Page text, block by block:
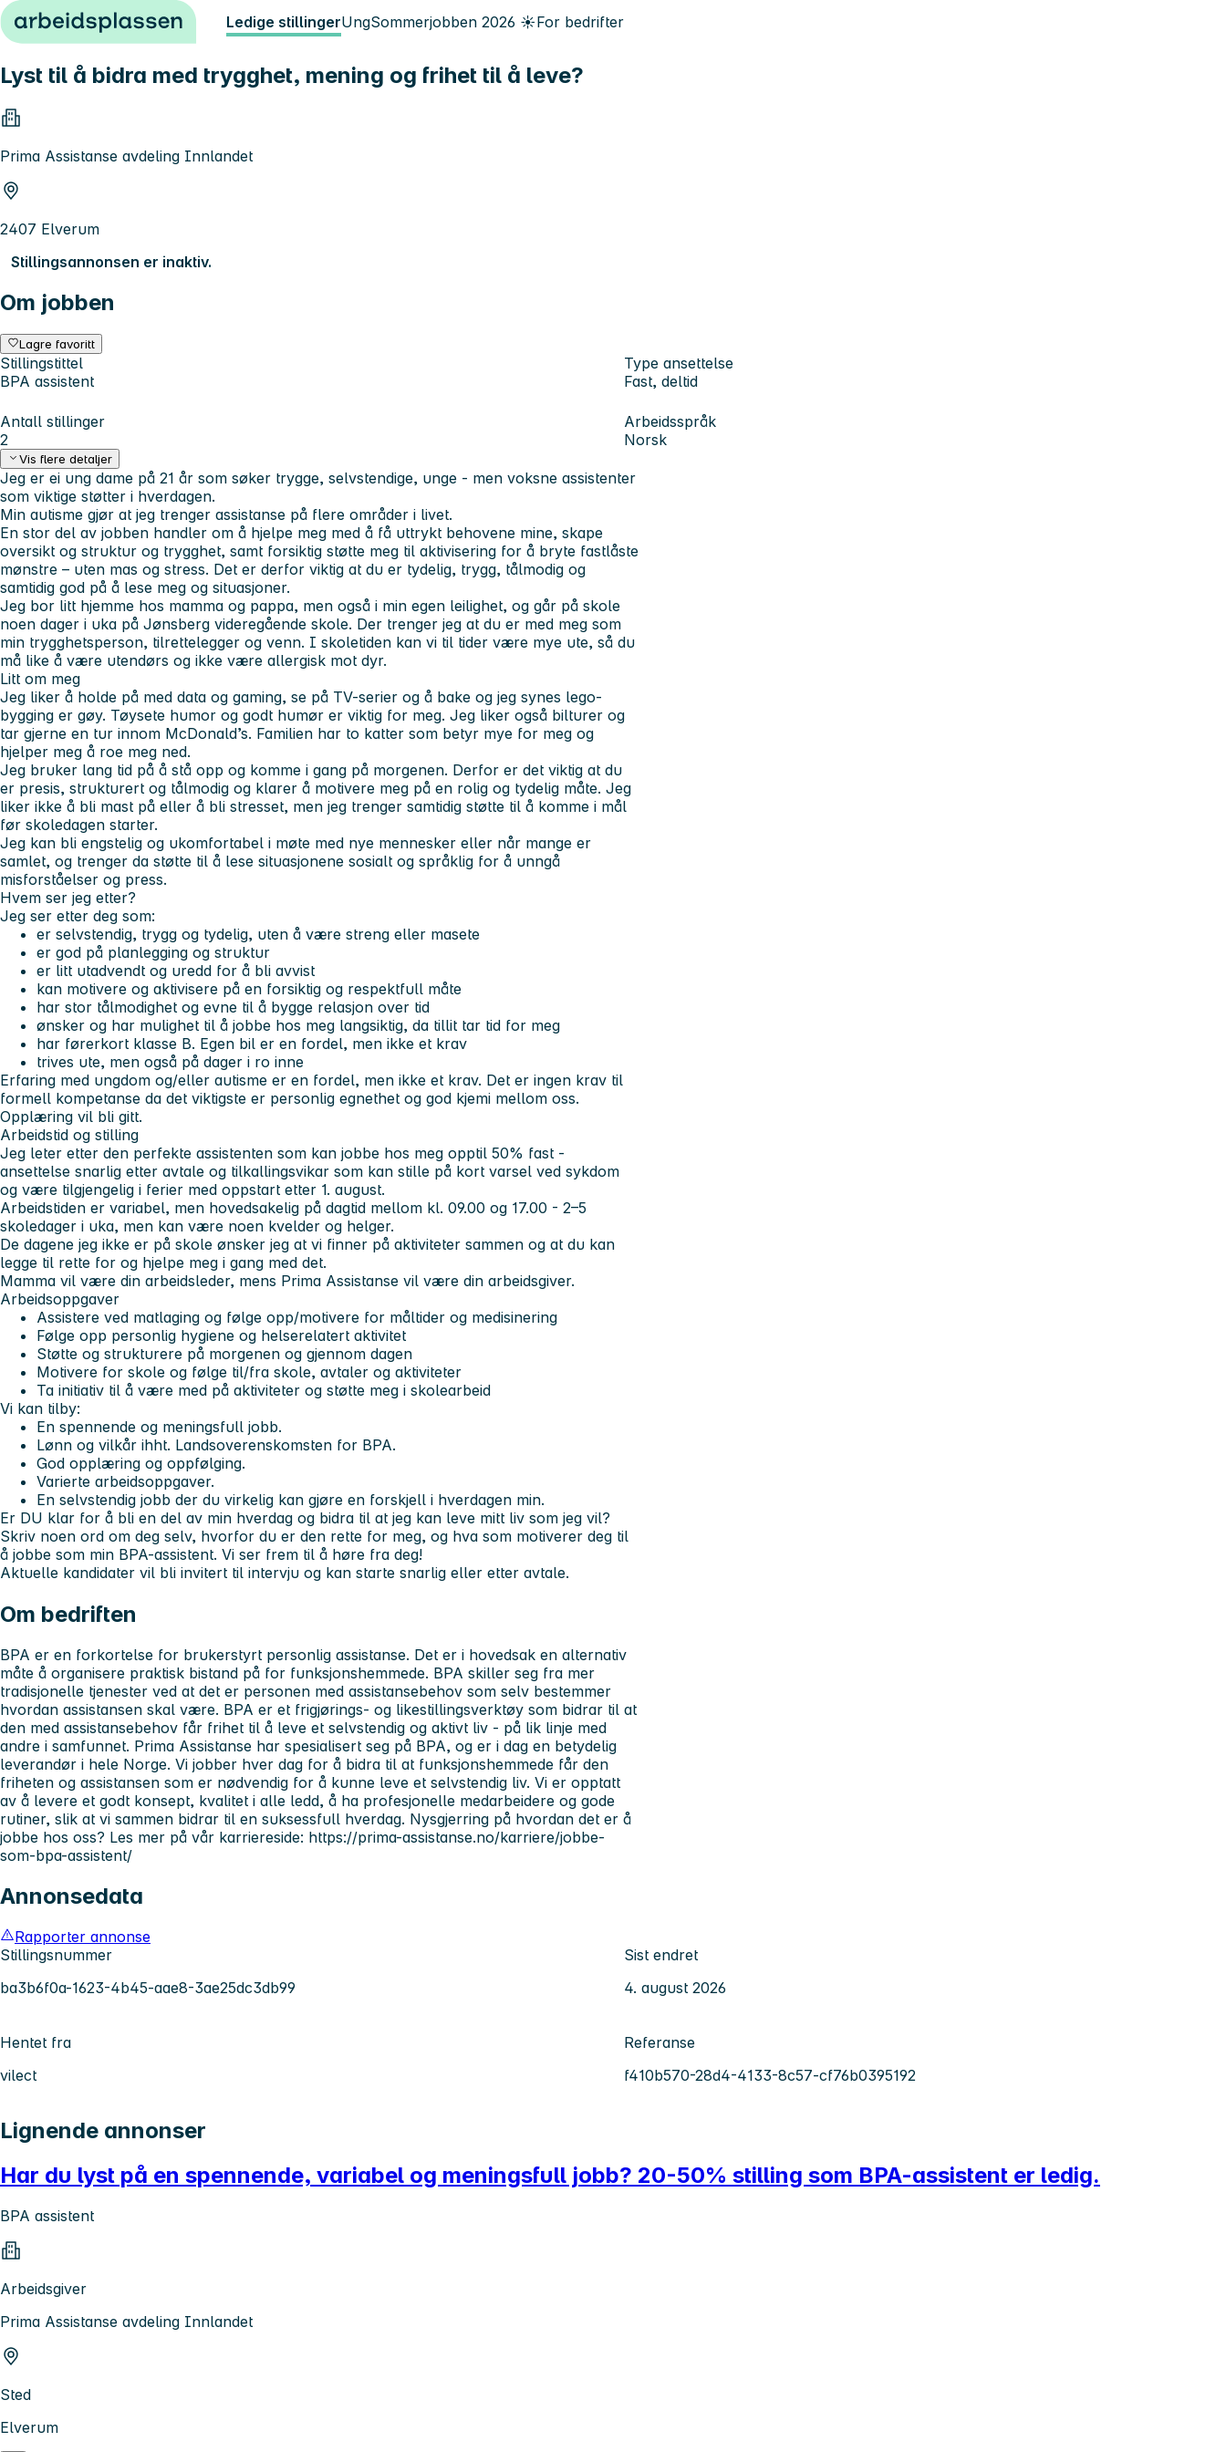
Hopp til innhold Ledige stillingerUngSommerjobben 2026 ☀️For bedrifter
Lyst til å bidra med trygghet, mening og frihet til å leve?
Prima Assistanse avdeling Innlandet
2407 Elverum
Stillingsannonsen er inaktiv.
Om jobben
Lagre favoritt
Stillingstittel
BPA assistent
Type ansettelse
Fast, deltid
Antall stillinger
2
Arbeidsspråk
Norsk
Vis flere detaljer
Jeg er ei ung dame på 21 år som søker trygge, selvstendige, unge - men voksne assistenter
som viktige støtter i hverdagen.
Min autisme gjør at jeg trenger assistanse på flere områder i livet.
En stor del av jobben handler om å hjelpe meg med å få uttrykt behovene mine, skape
oversikt og struktur og trygghet, samt forsiktig støtte meg til aktivisering for å bryte fastlåste
mønstre – uten mas og stress. Det er derfor viktig at du er tydelig, trygg, tålmodig og
samtidig god på å lese meg og situasjoner.
Jeg bor litt hjemme hos mamma og pappa, men også i min egen leilighet, og går på skole
noen dager i uka på Jønsberg videregående skole. Der trenger jeg at du er med meg som
min trygghetsperson, tilrettelegger og venn. I skoletiden kan vi til tider være mye ute, så du
må like å være utendørs og ikke være allergisk mot dyr.
Litt om meg
Jeg liker å holde på med data og gaming, se på TV-serier og å bake og jeg synes lego-
bygging er gøy. Tøysete humor og godt humør er viktig for meg. Jeg liker også bilturer og
tar gjerne en tur innom McDonald’s. Familien har to katter som betyr mye for meg og
hjelper meg å roe meg ned.
Jeg bruker lang tid på å stå opp og komme i gang på morgenen. Derfor er det viktig at du
er presis, strukturert og tålmodig og klarer å motivere meg på en rolig og tydelig måte. Jeg
liker ikke å bli mast på eller å bli stresset, men jeg trenger samtidig støtte til å komme i mål
før skoledagen starter.
Jeg kan bli engstelig og ukomfortabel i møte med nye mennesker eller når mange er
samlet, og trenger da støtte til å lese situasjonene sosialt og språklig for å unngå
misforståelser og press.
Hvem ser jeg etter?
Jeg ser etter deg som:
er selvstendig, trygg og tydelig, uten å være streng eller masete
er god på planlegging og struktur
er litt utadvendt og uredd for å bli avvist
kan motivere og aktivisere på en forsiktig og respektfull måte
har stor tålmodighet og evne til å bygge relasjon over tid
ønsker og har mulighet til å jobbe hos meg langsiktig, da tillit tar tid for meg
har førerkort klasse B. Egen bil er en fordel, men ikke et krav
trives ute, men også på dager i ro inne
Erfaring med ungdom og/eller autisme er en fordel, men ikke et krav. Det er ingen krav til
formell kompetanse da det viktigste er personlig egnethet og god kjemi mellom oss.
Opplæring vil bli gitt.
Arbeidstid og stilling
Jeg leter etter den perfekte assistenten som kan jobbe hos meg opptil 50% fast -
ansettelse snarlig etter avtale og tilkallingsvikar som kan stille på kort varsel ved sykdom
og være tilgjengelig i ferier med oppstart etter 1. august.
Arbeidstiden er variabel, men hovedsakelig på dagtid mellom kl. 09.00 og 17.00 - 2–5
skoledager i uka, men kan være noen kvelder og helger.
De dagene jeg ikke er på skole ønsker jeg at vi finner på aktiviteter sammen og at du kan
legge til rette for og hjelpe meg i gang med det.
Mamma vil være din arbeidsleder, mens Prima Assistanse vil være din arbeidsgiver.
Arbeidsoppgaver
Assistere ved matlaging og følge opp/motivere for måltider og medisinering
Følge opp personlig hygiene og helserelatert aktivitet
Støtte og strukturere på morgenen og gjennom dagen
Motivere for skole og følge til/fra skole, avtaler og aktiviteter
Ta initiativ til å være med på aktiviteter og støtte meg i skolearbeid
Vi kan tilby:
En spennende og meningsfull jobb.
Lønn og vilkår ihht. Landsoverenskomsten for BPA.
God opplæring og oppfølging.
Varierte arbeidsoppgaver.
En selvstendig jobb der du virkelig kan gjøre en forskjell i hverdagen min.
Er DU klar for å bli en del av min hverdag og bidra til at jeg kan leve mitt liv som jeg vil?
Skriv noen ord om deg selv, hvorfor du er den rette for meg, og hva som motiverer deg til
å jobbe som min BPA-assistent. Vi ser frem til å høre fra deg!
Aktuelle kandidater vil bli invitert til intervju og kan starte snarlig eller etter avtale.
Om bedriften
BPA er en forkortelse for brukerstyrt personlig assistanse. Det er i hovedsak en alternativ
måte å organisere praktisk bistand på for funksjonshemmede. BPA skiller seg fra mer
tradisjonelle tjenester ved at det er personen med assistansebehov som selv bestemmer
hvordan assistansen skal være. BPA er et frigjørings- og likestillingsverktøy som bidrar til at
den med assistansebehov får frihet til å leve et selvstendig og aktivt liv - på lik linje med
andre i samfunnet. Prima Assistanse har spesialisert seg på BPA, og er i dag en betydelig
leverandør i hele Norge. Vi jobber hver dag for å bidra til at funksjonshemmede får den
friheten og assistansen som er nødvendig for å kunne leve et selvstendig liv. Vi er opptatt
av å levere et godt konsept, kvalitet i alle ledd, å ha profesjonelle medarbeidere og gode
rutiner, slik at vi sammen bidrar til en suksessfull hverdag. Nysgjerring på hvordan det er å
jobbe hos oss? Les mer på vår karriereside: https://prima-assistanse.no/karriere/jobbe-
som-bpa-assistent/
Annonsedata
Rapporter annonse
Stillingsnummer
ba3b6f0a-1623-4b45-aae8-3ae25dc3db99
Sist endret
4. august 2026
Hentet fra
vilect
Referanse
f410b570-28d4-4133-8c57-cf76b0395192
Lignende annonser
Har du lyst på en spennende, variabel og meningsfull jobb? 20-50% stilling som BPA-assistent er ledig.
BPA assistent
Arbeidsgiver
Prima Assistanse avdeling Innlandet
Sted
Elverum